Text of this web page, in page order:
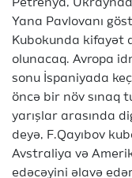
Petrenya,
Yana Pavlovanı
Kubokunda kifayət
olunacaq. Avropa
sonu İspaniyada
öncə bir növ sınaq
yarışlar arasında
deyə, F.Qayıbov
Avstraliya və
edəcəyini əlavə